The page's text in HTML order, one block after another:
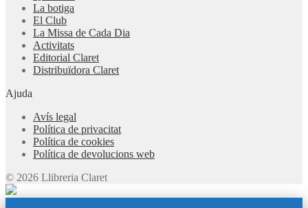
La botiga
El Club
La Missa de Cada Dia
Activitats
Editorial Claret
Distribuïdora Claret
Ajuda
Avís legal
Política de privacitat
Política de cookies
Política de devolucions web
© 2026 Llibreria Claret